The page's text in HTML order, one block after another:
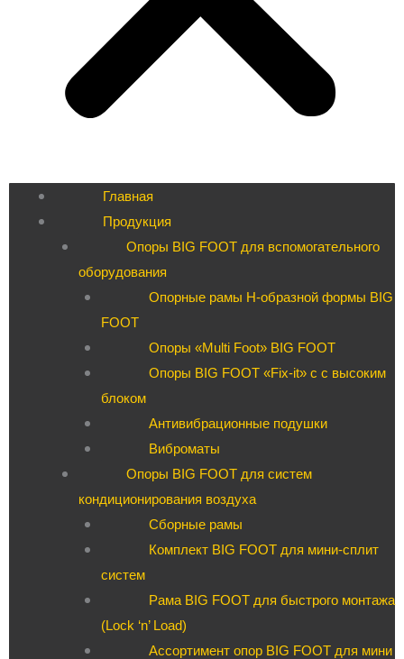
Главная
Продукция
Опоры BIG FOOT для вспомогательного
оборудования
Опорные рамы H-образной формы BIG
FOOT
Опоры «Multi Foot» BIG FOOT
Опоры BIG FOOT «Fix-it» c с высоким
блоком
Антивибрационные подушки
Виброматы
Опоры BIG FOOT для систем
кондиционирования воздуха
Сборные рамы
Комплект BIG FOOT для мини-сплит
систем
Рама BIG FOOT для быстрого монтажа
(Lock ‘n’ Load)
Ассортимент опор BIG FOOT для мини